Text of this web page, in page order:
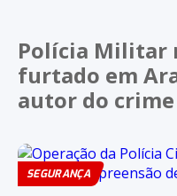
Polícia Militar
furtado em
autor do crime
SEGURANÇA